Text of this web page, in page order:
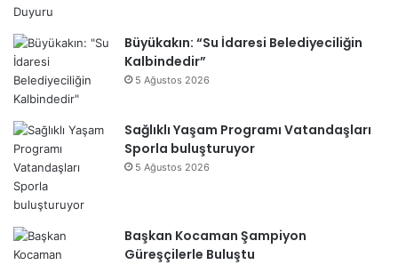
Büyükakın: “Su İdaresi Belediyeciliğin
Kalbindedir”
5 Ağustos 2026
Sağlıklı Yaşam Programı Vatandaşları
Sporla buluşturuyor
5 Ağustos 2026
Başkan Kocaman Şampiyon
Güreşçilerle Buluştu